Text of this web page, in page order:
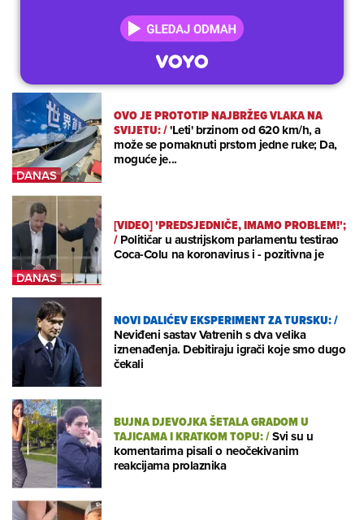
OVO JE PROTOTIP NAJBRŽEG VLAKA NA
SVIJETU:/'Leti' brzinom od 620 km/h, a
može se pomaknuti prstom jedne ruke; Da,
moguće je...
[VIDEO] 'PREDSJEDNIČE, IMAMO PROBLEM!';
/Političar u austrijskom parlamentu testirao
Coca-Colu na koronavirus i - pozitivna je
NOVI DALIĆEV EKSPERIMENT ZA TURSKU:/
Neviđeni sastav Vatrenih s dva velika
iznenađenja. Debitiraju igrači koje smo dugo
čekali
BUJNA DJEVOJKA ŠETALA GRADOM U
TAJICAMA I KRATKOM TOPU:/Svi su u
komentarima pisali o neočekivanim
reakcijama prolaznika